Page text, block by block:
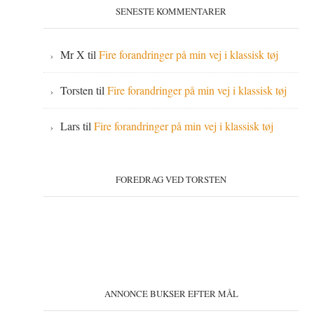
SENESTE KOMMENTARER
Mr X tilFire forandringer på min vej i klassisk tøj
Torsten tilFire forandringer på min vej i klassisk tøj
LarstilFire forandringer på min vej i klassisk tøj
FOREDRAG VED TORSTEN
ANNONCE BUKSER EFTER MÅL